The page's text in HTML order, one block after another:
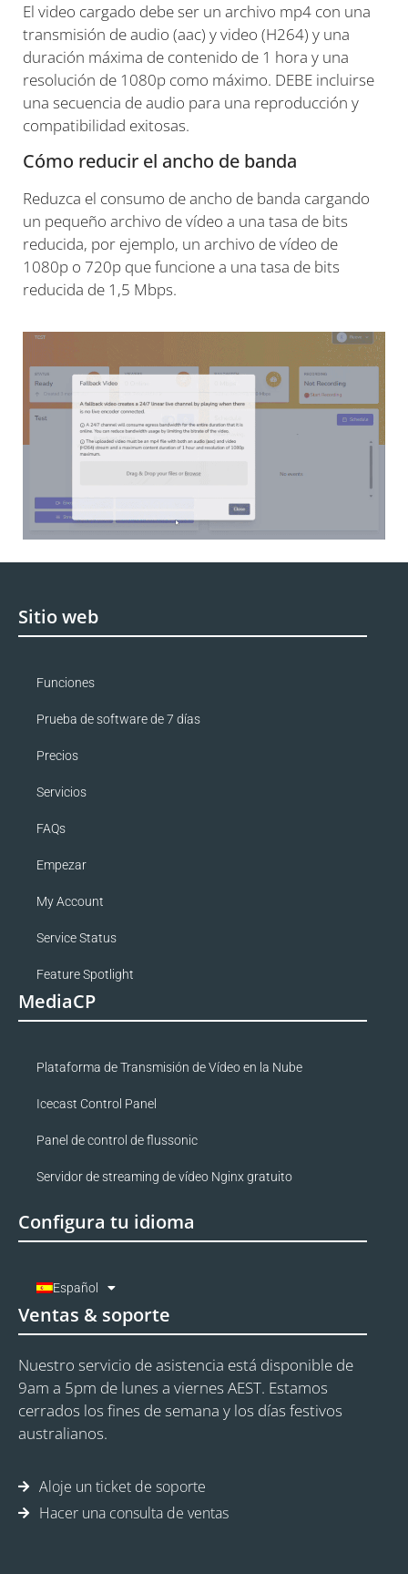
El video cargado debe ser un archivo mp4 con una
transmisión de audio (aac) y video (H264) y una
duración máxima de contenido de 1 hora y una
resolución de 1080p como máximo. DEBE incluirse
una secuencia de audio para una reproducción y
compatibilidad exitosas.
Cómo reducir el ancho de banda
Reduzca el consumo de ancho de banda cargando
un pequeño archivo de vídeo a una tasa de bits
reducida, por ejemplo, un archivo de vídeo de
1080p o 720p que funcione a una tasa de bits
reducida de 1,5 Mbps.
Sitio web
Funciones
Prueba de software de 7 días
Precios
Servicios
FAQs
Empezar
My Account
Service Status
Feature Spotlight
MediaCP
Plataforma de Transmisión de Vídeo en la Nube
Icecast Control Panel
Panel de control de flussonic
Servidor de streaming de vídeo Nginx gratuito
Configura tu idioma
Español
Ventas & soporte
Nuestro servicio de asistencia está disponible de
9am a 5pm de lunes a viernes AEST. Estamos
cerrados los fines de semana y los días festivos
australianos.
Aloje un ticket de soporte
Hacer una consulta de ventas